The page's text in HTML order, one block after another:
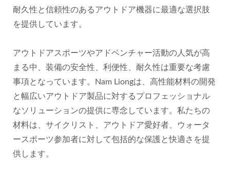
耐久性と信頼性のあるアウトドア機器に最適な選択肢
を提供しています。
アウトドアスポーツやアドベンチャー活動の人気が高
まる中、装備の安全性、利便性、耐久性は重要な考慮
事項となっています。Nam Liongは、高性能材料の開発
と幅広いアウトドア製品に対するプロフェッショナル
なソリューションの提供に専念しています。私たちの
材料は、サイクリスト、アウトドア愛好者、ウォータ
ースポーツ参加者に対して包括的な保護と快適さを提
供します。